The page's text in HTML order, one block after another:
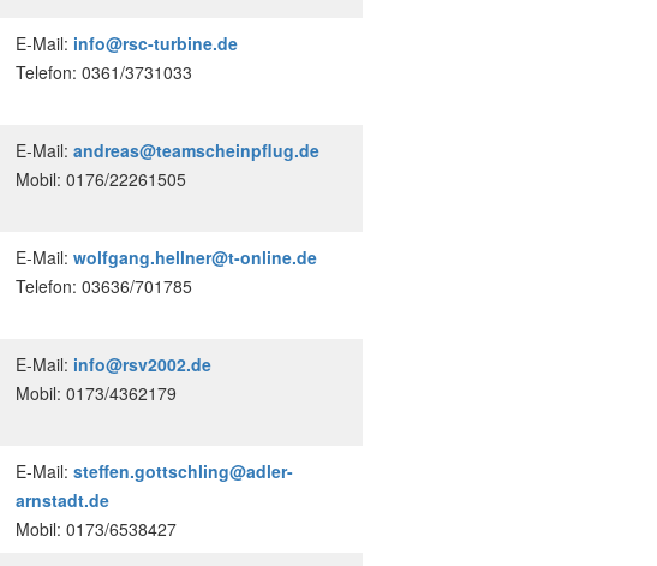
E-Mail: info@rsc-turbine.de
Telefon: 0361/3731033
E-Mail: andreas@teamscheinpflug.de
Mobil: 0176/22261505
E-Mail: wolfgang.hellner@t-online.de
Telefon: 03636/701785
E-Mail: info@rsv2002.de
Mobil: 0173/4362179
E-Mail: steffen.gottschling@adler-
arnstadt.de
Mobil: 0173/6538427